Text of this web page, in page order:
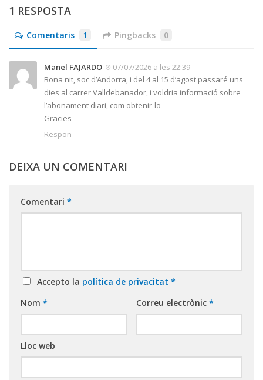
1 RESPOSTA
Comentaris 1 Pingbacks 0
Manel FAJARDO
07/07/2026 a les 22:39
Bona nit, soc d’Andorra, i del 4 al 15 d’agost passaré uns
dies al carrer Valldebanador, i voldria informació sobre
l’abonament diari, com obtenir-lo
Gracies
Respon
DEIXA UN COMENTARI
Comentari *
Accepto la política de privacitat *
Nom * Correu electrònic *
Lloc web